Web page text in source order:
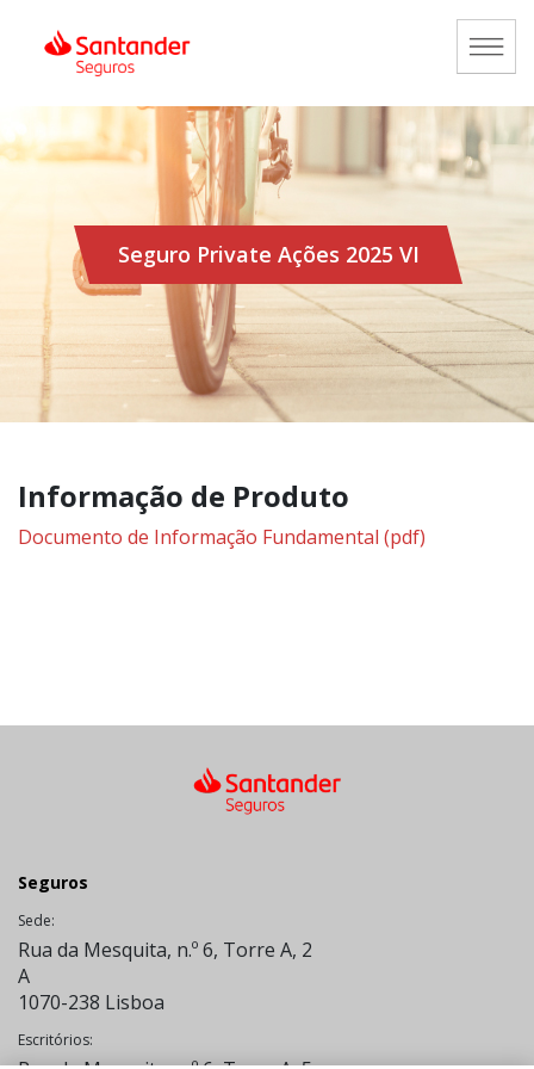
Seguro Private Ações 2025 VI
Informação de Produto
Documento de Informação Fundamental (pdf)
Seguros
Sede:
Rua da Mesquita, n.º 6, Torre A, 2
A
1070-238 Lisboa
Escritórios: